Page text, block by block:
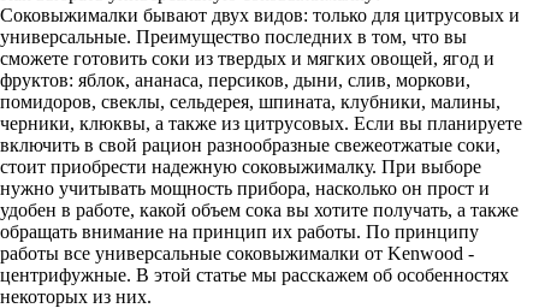
Соковыжималки бывают двух видов: только для цитрусовых и
универсальные. Преимущество последних в том, что вы
сможете готовить соки из твердых и мягких овощей, ягод и
фруктов: яблок, ананаса, персиков, дыни, слив, моркови,
помидоров, свеклы, сельдерея, шпината, клубники, малины,
черники, клюквы, а также из цитрусовых. Если вы планируете
включить в свой рацион разнообразные свежеотжатые соки,
стоит приобрести надежную соковыжималку. При выборе
нужно учитывать мощность прибора, насколько он прост и
удобен в работе, какой объем сока вы хотите получать, а также
обращать внимание на принцип их работы. По принципу
работы все универсальные соковыжималки от Kenwood -
центрифужные. В этой статье мы расскажем об особенностях
некоторых из них.